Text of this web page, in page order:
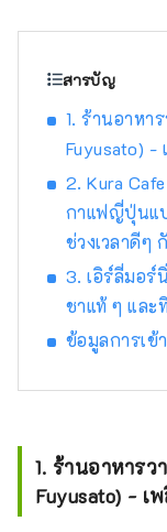
สวนที่
วัฒน
สารบัญ
1. ร้านอาหา
Fuyusato) -
2. Kura
กาแฟญี่ปุ่นแ
ช่วงเวลาดีๆ
3. เอิร์ลี่มอร์
ชาแท้ ๆ และ
ข้อมูลการเข้
1. ร้านอาหารว
Fuyusato) - เ